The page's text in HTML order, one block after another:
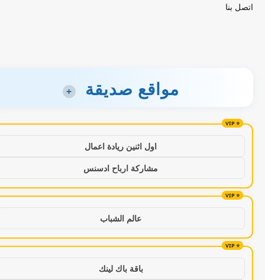
اتصل بنا
مواقع صديقة +
اول اثنين ريادة اعمال
مشاركة ارباح ادسنس
عالم الشباب
باقة باك لينك